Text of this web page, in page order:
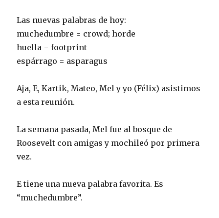
Las nuevas palabras de hoy:
muchedumbre = crowd; horde
huella = footprint
espárrago = asparagus
Aja, E, Kartik, Mateo, Mel y yo (Félix) asistimos
a esta reunión.
La semana pasada, Mel fue al bosque de
Roosevelt con amigas y mochileó por primera
vez.
E tiene una nueva palabra favorita. Es
“muchedumbre”.